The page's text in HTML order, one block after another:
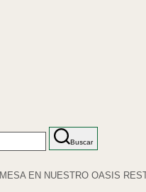
Buscar
EN NUESTRO OASIS